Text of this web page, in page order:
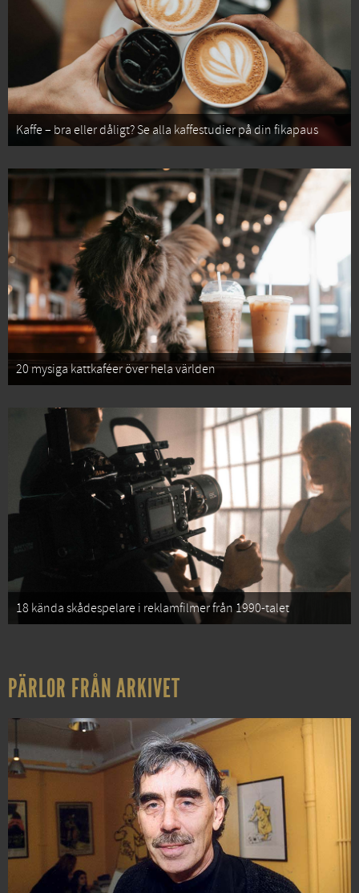
Kaffe – bra eller dåligt? Se alla kaffestudier på din fikapaus
20 mysiga kattkaféer över hela världen
18 kända skådespelare i reklamfilmer från 1990-talet
PÄRLOR FRÅN ARKIVET